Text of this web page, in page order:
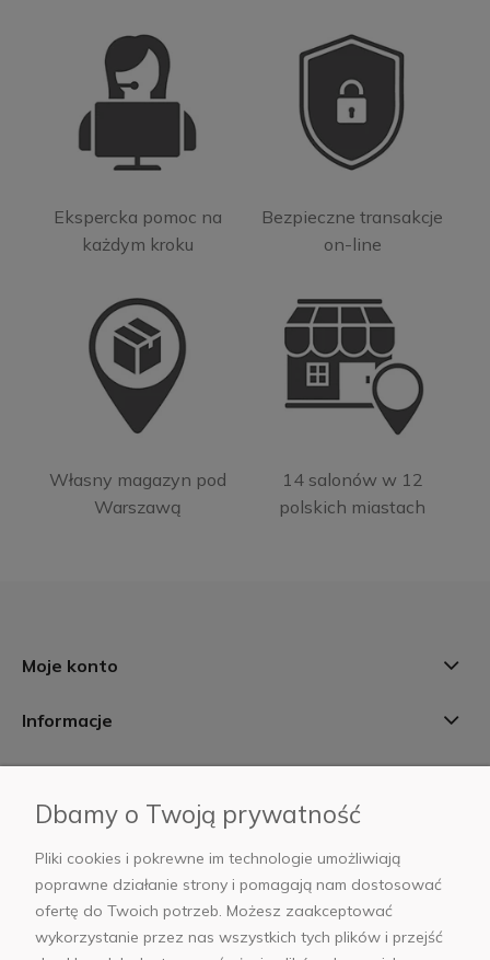
Ekspercka pomoc na
każdym kroku
Bezpieczne transakcje
on-line
Własny magazyn pod
Warszawą
14 salonów w 12
polskich miastach
Moje konto
Informacje
AB Foto
sklep@abfoto.pl
Dbamy o Twoją prywatność
Pliki cookies i pokrewne im technologie umożliwiają
poprawne działanie strony i pomagają nam dostosować
ofertę do Twoich potrzeb. Możesz zaakceptować
wykorzystanie przez nas wszystkich tych plików i przejść